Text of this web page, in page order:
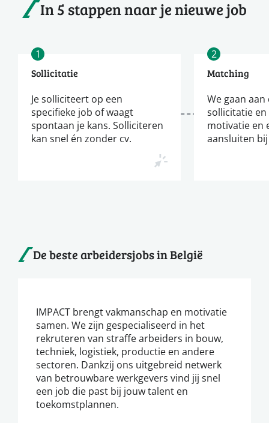
In 5 stappen naar je nieuwe job
1
Sollicitatie
Je solliciteert op een
specifieke job of waagt
spontaan je kans. Solliciteren
kan snel én zonder cv.
2
Matching
We gaan
sollicitatie
motivatie en
aansluiten
De beste arbeidersjobs in België
IMPACT brengt vakmanschap en motivatie
samen. We zijn gespecialiseerd in het
rekruteren van straffe arbeiders in bouw,
techniek, logistiek, productie en andere
sectoren. Dankzij ons uitgebreid netwerk
van betrouwbare werkgevers vind jij snel
een job die past bij jouw talent en
toekomstplannen.